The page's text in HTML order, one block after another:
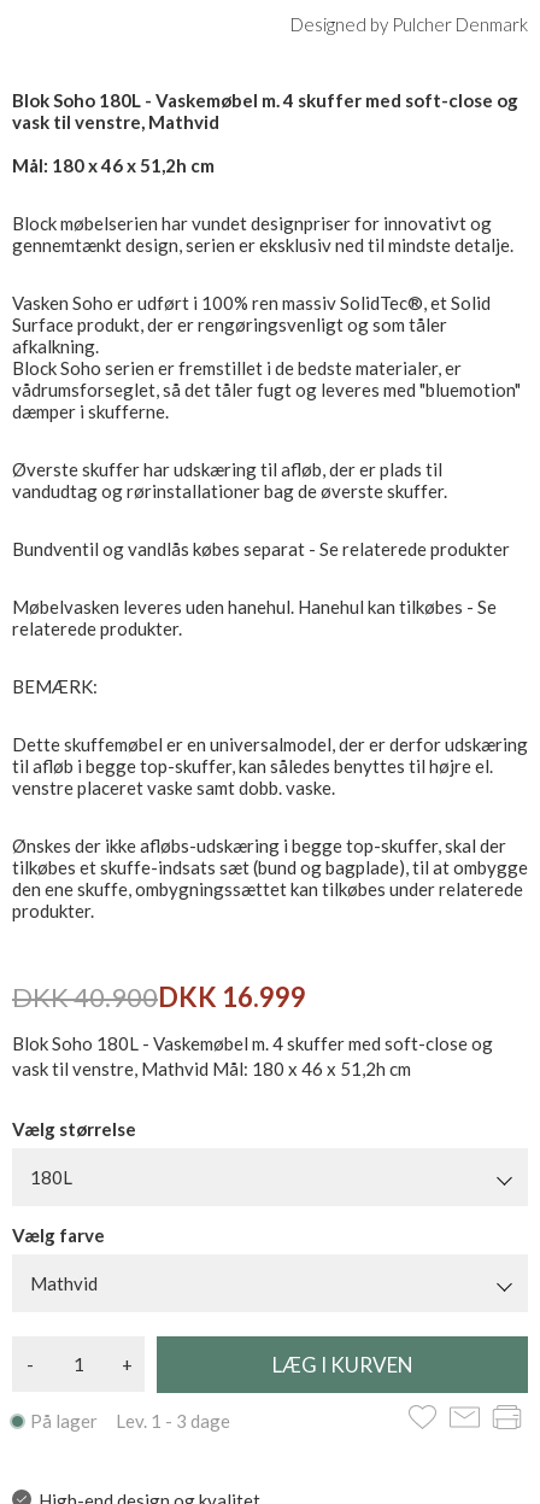
Designed by Pulcher Denmark
Blok Soho 180L - Vaskemøbel m. 4 skuffer med soft-close og
vask til venstre, Mathvid
Mål: 180 x 46 x 51,2h cm
Block møbelserien har vundet designpriser for innovativt og
gennemtænkt design, serien er eksklusiv ned til mindste detalje.
Vasken Soho er udført i 100% ren massiv SolidTec®, et Solid
Surface produkt, der er rengøringsvenligt og som tåler
afkalkning.
Block Soho serien er fremstillet i de bedste materialer, er
vådrumsforseglet, så det tåler fugt og leveres med "bluemotion"
dæmper i skufferne.
Øverste skuffer har udskæring til afløb, der er plads til
vandudtag og rørinstallationer bag de øverste skuffer.
Bundventil og vandlås købes separat - Se relaterede produkter
Møbelvasken leveres uden hanehul. Hanehul kan tilkøbes - Se
relaterede produkter.
BEMÆRK:
Dette skuffemøbel er en universalmodel, der er derfor udskæring
til afløb i begge top-skuffer, kan således benyttes til højre el.
venstre placeret vaske samt dobb. vaske.
Ønskes der ikke afløbs-udskæring i begge top-skuffer, skal der
tilkøbes et skuffe-indsats sæt (bund og bagplade), til at ombygge
den ene skuffe, ombygningssættet kan tilkøbes under relaterede
produkter.
DKK 40.900DKK 16.999
Blok Soho 180L - Vaskemøbel m. 4 skuffer med soft-close og
vask til venstre, Mathvid Mål: 180 x 46 x 51,2h cm
Vælg størrelse
180L
Vælg farve
Mathvid
- +
På lager Lev. 1 - 3 dage